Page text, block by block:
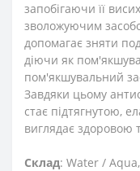
запобігаючи її
зволожуючим
допомагає зняти
діючи як
пом'якшувальний
Завдяки цьому
стає підтягнутою,
виглядає здоровою
Склад: Water /